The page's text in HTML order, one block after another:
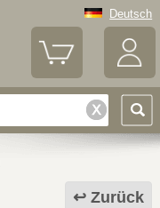
Deutsch
Zurück